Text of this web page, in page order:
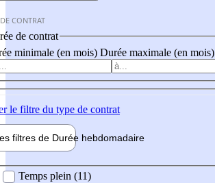
CONTRAT
de contrat
minimale (en mois) Durée maximale (en mois)
le filtre du type de contrat
filtres de Durée hebdomadaire
Temps plein (11)